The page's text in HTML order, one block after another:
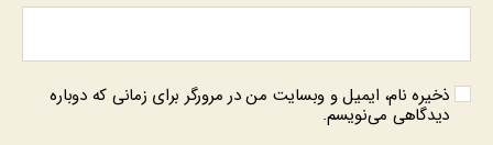
ذخیره نام، ایمیل و وبسایت من در مرورگر برای زمانی که دوباره
دیدگاهی می‌نویسم.